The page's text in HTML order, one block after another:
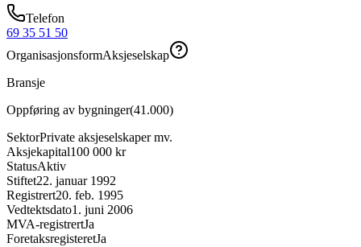
Telefon
69 35 51 50
OrganisasjonsformAksjeselskap
Bransje
Oppføring av bygninger(41.000)
SektorPrivate aksjeselskaper mv.
Aksjekapital100 000 kr
StatusAktiv
Stiftet22. januar 1992
Registrert20. feb. 1995
Vedtektsdato1. juni 2006
MVA-registrertJa
ForetaksregisteretJa